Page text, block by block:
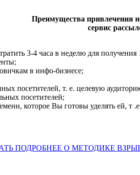
Преимущества привлечения
сервис
3-4 часа в неделю для
в инфо-бизнесе;
посетителей, т. е. целевую
посетителей;
которое Вы готовы уделять ей,
ПОДРОБНЕЕ О МЕТОДИКЕ